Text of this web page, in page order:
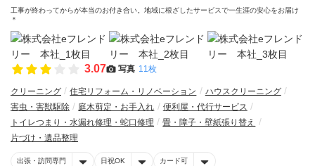
工事が終わってからが本当のお付き合い。地域に根ざしたサービスで一生涯の安心をお届け
＊
3.07 写真 11枚
クリーニング 住宅リフォーム・リノベーション
ハウスクリーニング
害虫・害獣駆除
庭木剪定・お手入れ
便利屋・代行サービス
トイレつまり・水漏れ修理・蛇口修理
畳・障子・壁紙張り替え
片づけ・遺品整理
出張・訪問専門 日祝OK カード可